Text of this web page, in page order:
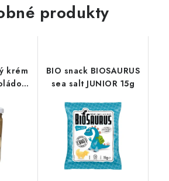
produkty
krém
BIO snack BIOSAURUS
sea salt JUNIOR 15g